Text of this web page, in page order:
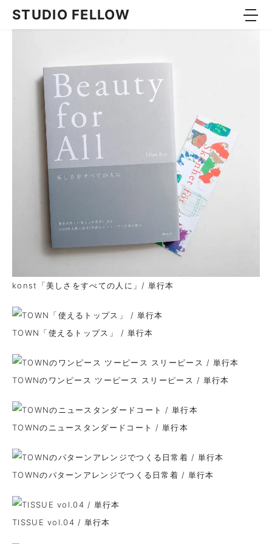
コンテンツへスキップ
STUDIO FELLOW
WEB
GRAPHIC
PACKAGE
MOVIE
APPROACH
JOURNAL
konst「美しさをすべての人に」/ 単行本
TOWN「使えるトップス」 / 単行本
TOWNのワンピース ツーピース スリーピース / 単行本
TOWNのニュースタンダードコート / 単行本
TOWNのパターンアレンジでつくる日常着 / 単行本
TISSUE vol.04 / 単行本